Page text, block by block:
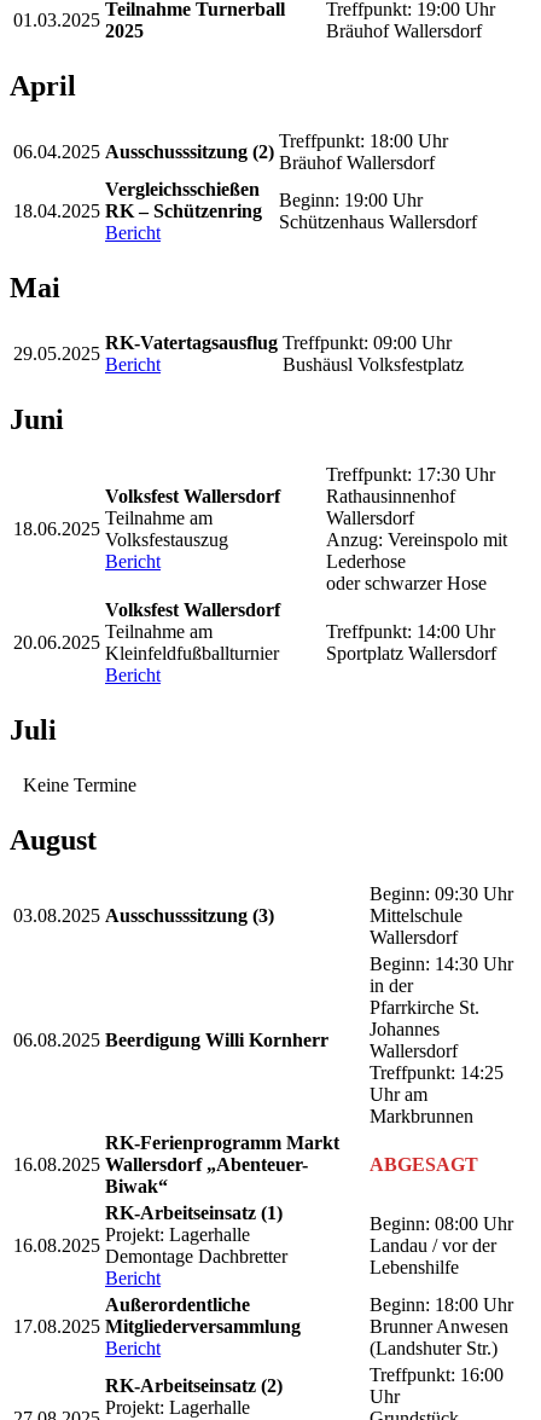
01.03.2025
Teilnahme Turnerball
2025
Treffpunkt: 19:00 Uhr
Bräuhof Wallersdorf
April
06.04.2025 Ausschusssitzung (2)
Treffpunkt: 18:00 Uhr
Bräuhof Wallersdorf
18.04.2025
Vergleichsschießen
RK – Schützenring
Bericht
Beginn: 19:00 Uhr
Schützenhaus Wallersdorf
Mai
29.05.2025
RK-Vatertagsausflug
Bericht
Treffpunkt: 09:00 Uhr
Bushäusl Volksfestplatz
Juni
18.06.2025
Volksfest Wallersdorf
Teilnahme am
Volksfestauszug
Bericht
Treffpunkt: 17:30 Uhr
Rathausinnenhof
Wallersdorf
Anzug: Vereinspolo mit
Lederhose
oder schwarzer Hose
20.06.2025
Volksfest Wallersdorf
Teilnahme am
Kleinfeldfußballturnier
Bericht
Treffpunkt: 14:00 Uhr
Sportplatz Wallersdorf
Juli
Keine Termine
August
03.08.2025 Ausschusssitzung (3)
Beginn: 09:30 Uhr
Mittelschule
Wallersdorf
06.08.2025 Beerdigung Willi Kornherr
Beginn: 14:30 Uhr
in der
Pfarrkirche St.
Johannes
Wallersdorf
Treffpunkt: 14:25
Uhr am
Markbrunnen
16.08.2025
RK-Ferienprogramm Markt
Wallersdorf „Abenteuer-
Biwak“
ABGESAGT
16.08.2025
RK-Arbeitseinsatz (1)
Projekt: Lagerhalle
Demontage Dachbretter
Bericht
Beginn: 08:00 Uhr
Landau / vor der
Lebenshilfe
17.08.2025
Außerordentliche
Mitgliederversammlung
Bericht
Beginn: 18:00 Uhr
Brunner Anwesen
(Landshuter Str.)
RK-Arbeitseinsatz (2)
Projekt: Lagerhalle
Treffpunkt: 16:00
Uhr